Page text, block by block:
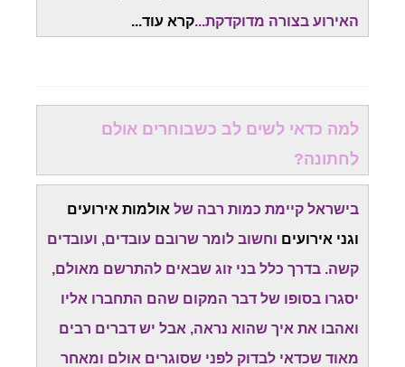
האירוע בצורה מדוקדקת...קרא עוד...
למה כדאי לשים לב כשבוחרים אולם
לחתונה?
בישראל קיימת כמות רבה של אולמות אירועים
וגני אירועים וחשוב לומר שרובם עובדים, ועובדים
קשה. בדרך כלל בני זוג שבאים להתרשם מאולם,
יסגרו בסופו של דבר המקום שהם התחברו אליו
ואהבו את איך שהוא נראה, אבל יש דברים רבים
מאוד שכדאי לבדוק לפני שסוגרים אולם ומאחר